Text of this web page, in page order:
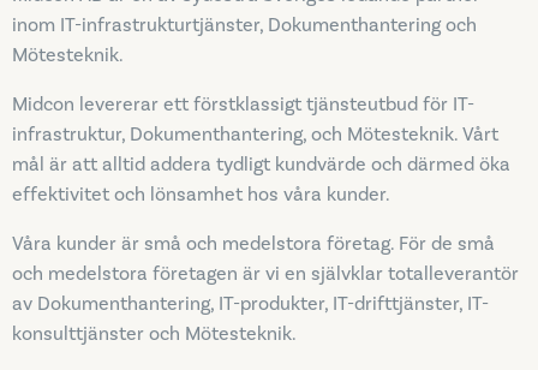
inom IT-infrastrukturtjänster, Dokumenthantering och
Mötesteknik.
Midcon levererar ett förstklassigt tjänsteutbud för IT-
infrastruktur, Dokumenthantering, och Mötesteknik. Vårt
mål är att alltid addera tydligt kundvärde och därmed öka
effektivitet och lönsamhet hos våra kunder.
Våra kunder är små och medelstora företag. För de små
och medelstora företagen är vi en självklar totalleverantör
av Dokumenthantering, IT-produkter, IT-drifttjänster, IT-
konsulttjänster och Mötesteknik.